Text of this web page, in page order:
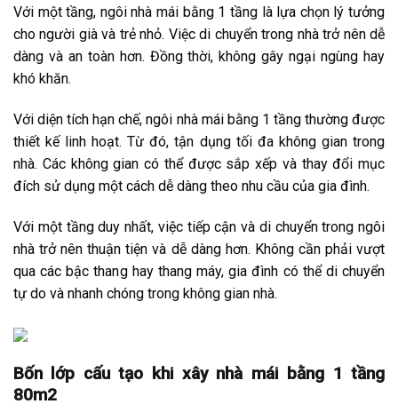
Với một tầng, ngôi nhà mái bằng 1 tầng là lựa chọn lý tưởng
cho người già và trẻ nhỏ. Việc di chuyển trong nhà trở nên dễ
dàng và an toàn hơn. Đồng thời, không gây ngại ngùng hay
khó khăn.
Với diện tích hạn chế, ngôi nhà mái bằng 1 tầng thường được
thiết kế linh hoạt. Từ đó, tận dụng tối đa không gian trong
nhà. Các không gian có thể được sắp xếp và thay đổi mục
đích sử dụng một cách dễ dàng theo nhu cầu của gia đình.
Với một tầng duy nhất, việc tiếp cận và di chuyển trong ngôi
nhà trở nên thuận tiện và dễ dàng hơn. Không cần phải vượt
qua các bậc thang hay thang máy, gia đình có thể di chuyển
tự do và nhanh chóng trong không gian nhà.
Bốn lớp cấu tạo khi xây nhà mái bằng 1 tầng
80m2